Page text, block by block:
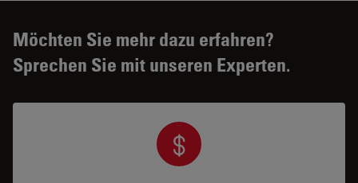
Möchten Sie mehr dazu erfahren?
Sprechen Sie mit unseren Experten.